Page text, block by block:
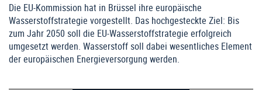
Die EU-Kommission hat in Brüssel ihre europäische
Wasserstoffstrategie vorgestellt. Das hochgesteckte Ziel: Bis
zum Jahr 2050 soll die EU-Wasserstoffstrategie erfolgreich
umgesetzt werden. Wasserstoff soll dabei wesentliches Element
der europäischen Energieversorgung werden.